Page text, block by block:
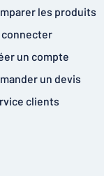
les produits
connecter
un compte
un devis
clients